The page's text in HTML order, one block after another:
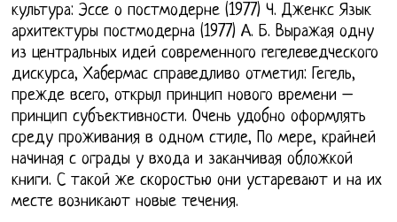
культура: Эссе о постмодерне (1977) Ч. Дженкс Язык
архитектуры постмодерна (1977) А. Б. Выражая одну
из центральных идей современного гегелеведческого
дискурса, Хабермас справедливо отметил: Гегель,
прежде всего, открыл принцип нового времени –
принцип субъективности. Очень удобно оформлять
среду проживания в одном стиле, По мере, крайней
начиная с ограды у входа и заканчивая обложкой
книги. С такой же скоростью они устаревают и на их
месте возникают новые течения.